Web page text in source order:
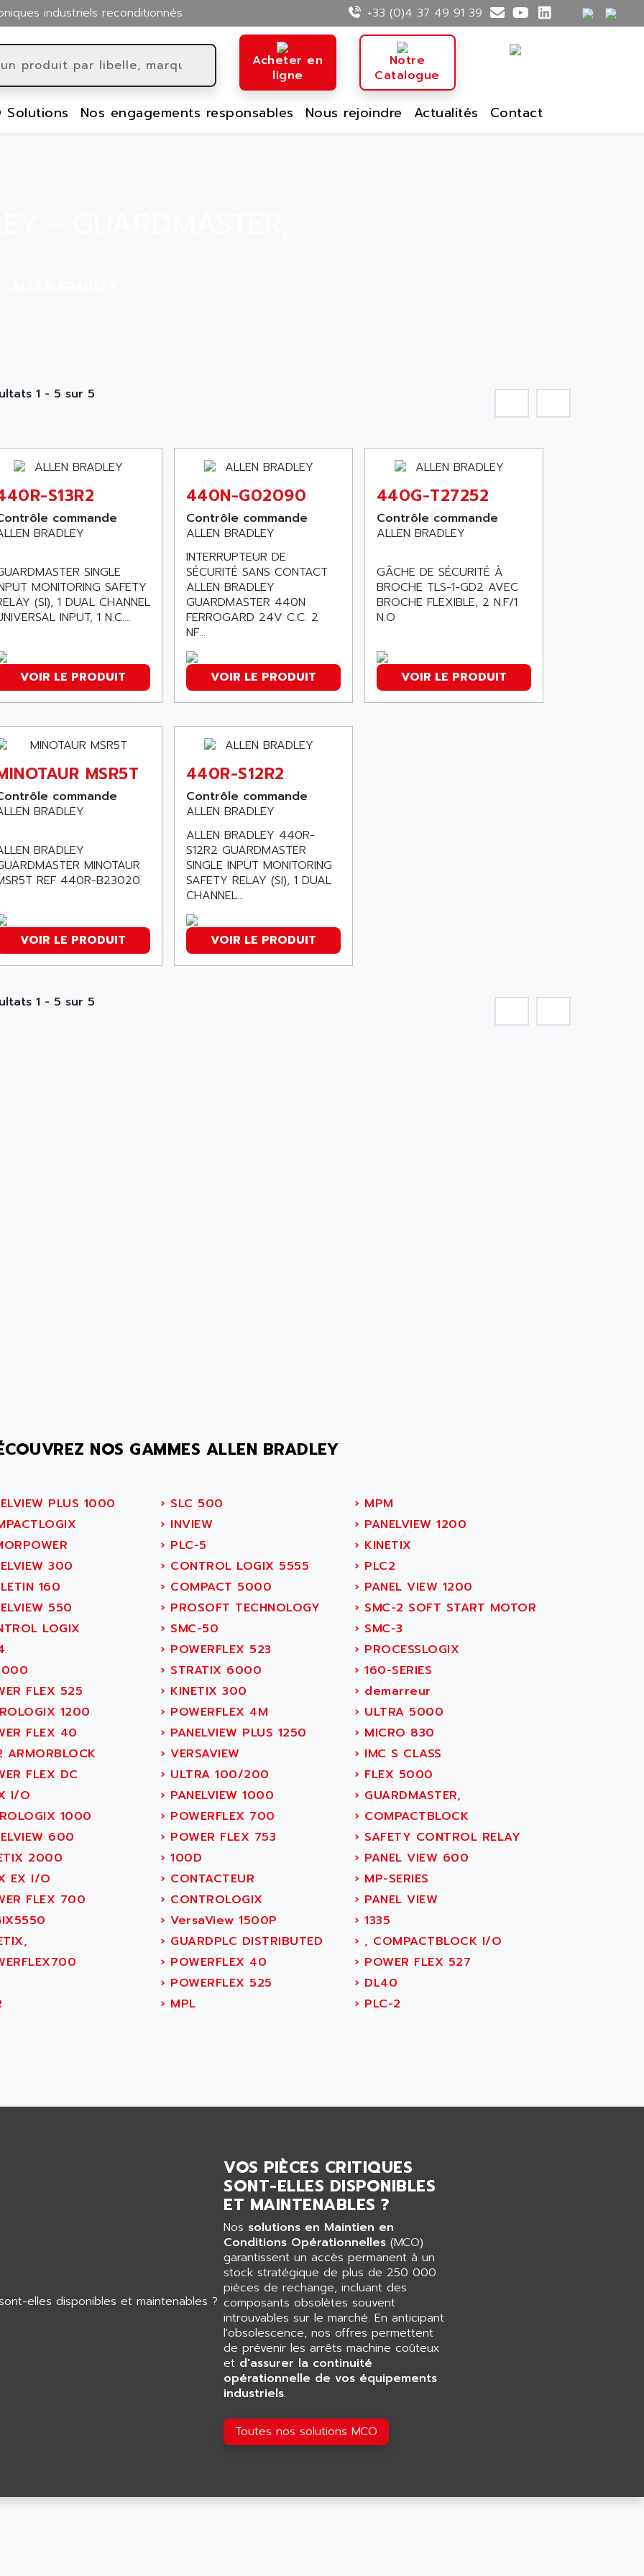
industriels reconditionnés +33 (0)4 37 49 91 39
Acheter en
ligne
Notre
Catalogue
Solutions Nos engagements responsables Nous rejoindre Actualités Contact
1 - 5 sur 5
S13R2
commande
BRADLEY
SINGLE
MONITORING SAFETY
(SI), 1 DUAL CHANNEL
INPUT, 1 N.C....
VOIR LE PRODUIT
440N-G02090
Contrôle commande
ALLEN BRADLEY
INTERRUPTEUR DE
SÉCURITÉ SANS CONTACT
ALLEN BRADLEY
GUARDMASTER 440N
FERROGARD 24V C.C. 2
NF...
VOIR LE PRODUIT
440G-T27252
Contrôle commande
ALLEN BRADLEY
GÂCHE DE SÉCURITÉ À
BROCHE TLS-1-GD2 AVEC
BROCHE FLEXIBLE, 2 N.F/1
N.O
VOIR LE PRODUIT
MSR5T
commande
BRADLEY
BRADLEY
MINOTAUR
REF 440R-B23020
VOIR LE PRODUIT
440R-S12R2
Contrôle commande
ALLEN BRADLEY
ALLEN BRADLEY 440R-
S12R2 GUARDMASTER
SINGLE INPUT MONITORING
SAFETY RELAY (SI), 1 DUAL
CHANNEL...
VOIR LE PRODUIT
1 - 5 sur 5
NOS GAMMES ALLEN BRADLEY
PLUS 1000 › SLC 500 › MPM
› INVIEW › PANELVIEW 1200
› PLC-5 › KINETIX
300 › CONTROL LOGIX 5555 › PLC2
160 › COMPACT 5000 › PANEL VIEW 1200
550 › PROSOFT TECHNOLOGY › SMC-2 SOFT START MOTOR
LOGIX › SMC-50 › SMC-3
› POWERFLEX 523 › PROCESSLOGIX
› STRATIX 6000 › 160-SERIES
FLEX 525 › KINETIX 300 › demarreur
1200 › POWERFLEX 4M › ULTRA 5000
FLEX 40 › PANELVIEW PLUS 1250 › MICRO 830
ARMORBLOCK › VERSAVIEW › IMC S CLASS
FLEX DC › ULTRA 100/200 › FLEX 5000
I/O › PANELVIEW 1000 › GUARDMASTER,
1000 › POWERFLEX 700 › COMPACTBLOCK
600 › POWER FLEX 753 › SAFETY CONTROL RELAY
2000 › 100D › PANEL VIEW 600
EX I/O › CONTACTEUR › MP-SERIES
FLEX 700 › CONTROLOGIX › PANEL VIEW
› VersaView 1500P › 1335
› GUARDPLC DISTRIBUTED › , COMPACTBLOCK I/O
› POWERFLEX 40 › POWER FLEX 527
› POWERFLEX 525 › DL40
› MPL › PLC-2
VOS PIÈCES CRITIQUES
SONT-ELLES DISPONIBLES
ET MAINTENABLES ?
Nos solutions en Maintien en
Conditions Opérationnelles (MCO)
garantissent un accès permanent à un
stock stratégique de plus de 250 000
pièces de rechange, incluant des
composants obsolètes souvent
introuvables sur le marché. En anticipant
l'obsolescence, nos offres permettent
de prévenir les arrêts machine coûteux
et d'assurer la continuité
opérationnelle de vos équipements
industriels.
Toutes nos solutions MCO